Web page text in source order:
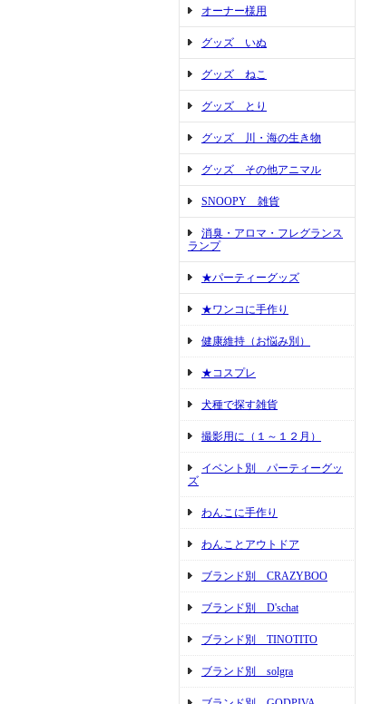
オーナー様用
グッズ いぬ
グッズ ねこ
グッズ とり
グッズ 川・海の生き物
グッズ その他アニマル
SNOOPY 雑貨
消臭・アロマ・フレグランス
ランプ
★パーティーグッズ
★ワンコに手作り
健康維持（お悩み別）
★コスプレ
犬種で探す雑貨
撮影用に（１～１２月）
イベント別 パーティーグッ
ズ
わんこに手作り
わんことアウトドア
ブランド別 CRAZYBOO
ブランド別 D'schat
ブランド別 TINOTITO
ブランド別 solgra